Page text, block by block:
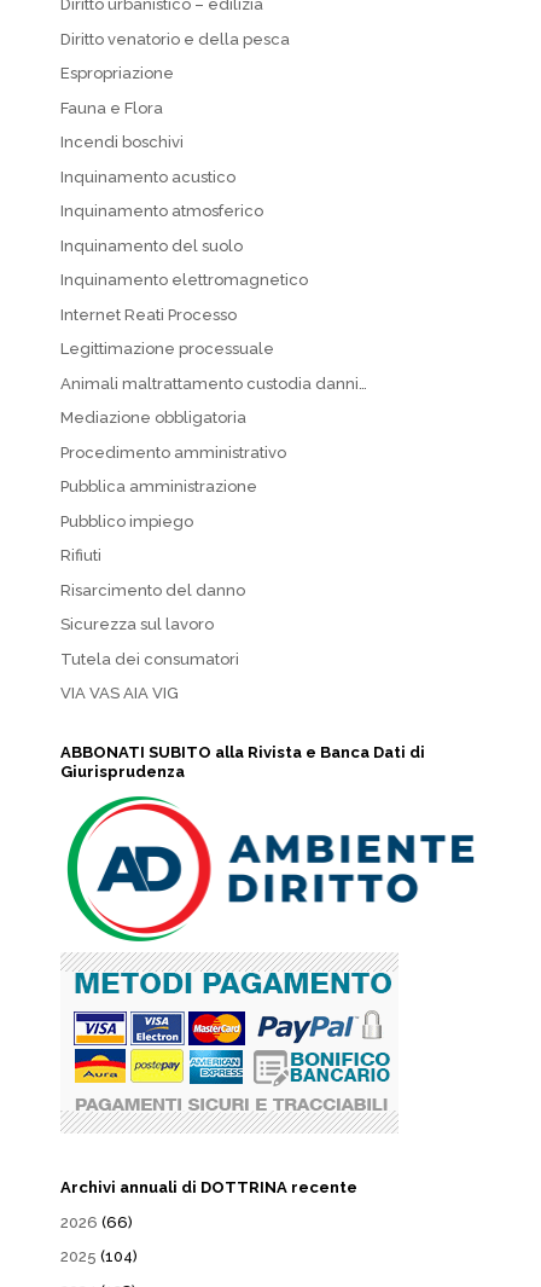
Diritto urbanistico – edilizia
Diritto venatorio e della pesca
Espropriazione
Fauna e Flora
Incendi boschivi
Inquinamento acustico
Inquinamento atmosferico
Inquinamento del suolo
Inquinamento elettromagnetico
Internet Reati Processo
Legittimazione processuale
Animali maltrattamento custodia danni…
Mediazione obbligatoria
Procedimento amministrativo
Pubblica amministrazione
Pubblico impiego
Rifiuti
Risarcimento del danno
Sicurezza sul lavoro
Tutela dei consumatori
VIA VAS AIA VIG
ABBONATI SUBITO alla Rivista e Banca Dati di
Giurisprudenza
Archivi annuali di DOTTRINA recente
2026 (66)
2025 (104)